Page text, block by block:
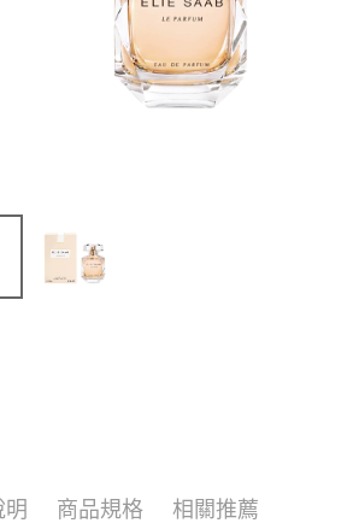
明 商品規格 相關推薦